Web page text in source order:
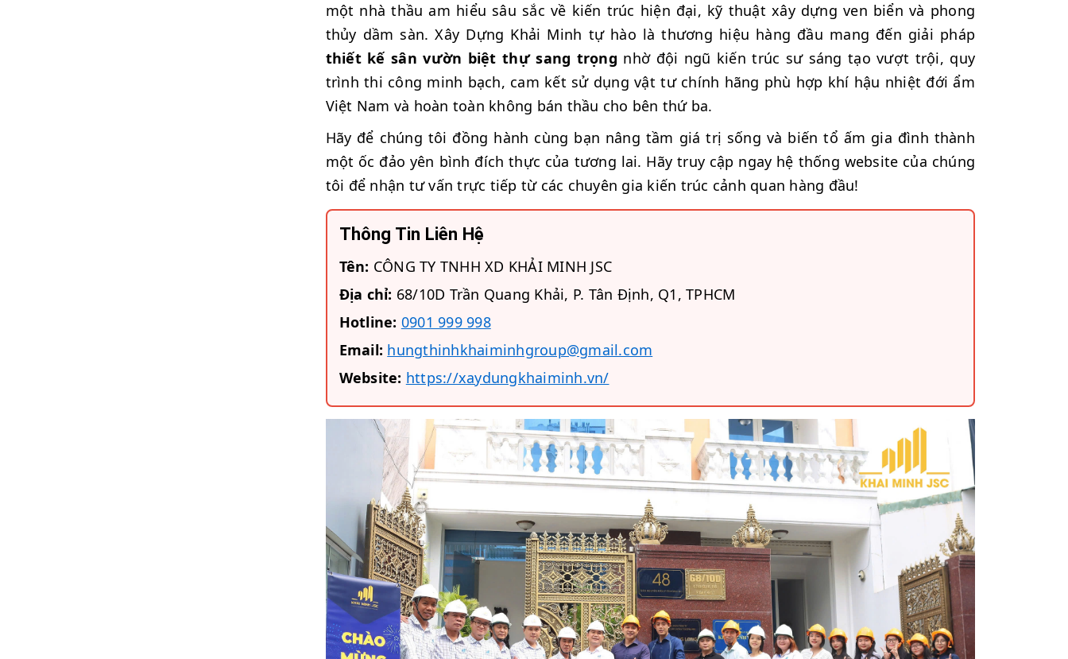
một nhà thầu am hiểu sâu sắc về kiến trúc hiện đại, kỹ thuật xây dựng ven biển và phong
thủy dầm sàn. Xây Dựng Khải Minh tự hào là thương hiệu hàng đầu mang đến giải pháp
thiết kế sân vườn biệt thự sang trọng nhờ đội ngũ kiến trúc sư sáng tạo vượt trội, quy
trình thi công minh bạch, cam kết sử dụng vật tư chính hãng phù hợp khí hậu nhiệt đới ẩm
Việt Nam và hoàn toàn không bán thầu cho bên thứ ba.
Hãy để chúng tôi đồng hành cùng bạn nâng tầm giá trị sống và biến tổ ấm gia đình thành
một ốc đảo yên bình đích thực của tương lai. Hãy truy cập ngay hệ thống website của chúng
tôi để nhận tư vấn trực tiếp từ các chuyên gia kiến trúc cảnh quan hàng đầu!
Thông Tin Liên Hệ
Tên: CÔNG TY TNHH XD KHẢI MINH JSC
Địa chỉ: 68/10D Trần Quang Khải, P. Tân Định, Q1, TPHCM
Hotline: 0901 999 998
Email: hungthinhkhaiminhgroup@gmail.com
Website: https://xaydungkhaiminh.vn/